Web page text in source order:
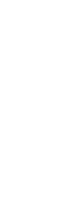
MoTip Schwarz
Vor 23:59 Uhr